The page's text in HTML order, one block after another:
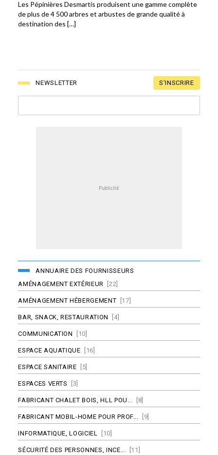
Les Pépinières Desmartis produisent une gamme complète
de plus de 4 500 arbres et arbustes de grande qualité à
destination des […]
NEWSLETTER S'INSCRIRE
ANNUAIRE DES FOURNISSEURS
AMÉNAGEMENT EXTÉRIEUR
[22]
AMÉNAGEMENT HÉBERGEMENT [17]
BAR, SNACK, RESTAURATION [4]
COMMUNICATION [10]
ESPACE AQUATIQUE [16]
ESPACE SANITAIRE [5]
ESPACES VERTS [3]
FABRICANT CHALET BOIS, HLL POU... [8]
FABRICANT MOBIL-HOME POUR PROF... [9]
INFORMATIQUE, LOGICIEL [10]
SÉCURITÉ DES PERSONNES, INCE... [11]